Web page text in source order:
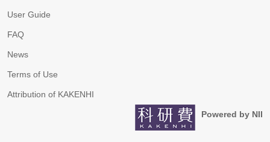
User Guide
FAQ
News
Terms of Use
Attribution of KAKENHI
Powered by NII